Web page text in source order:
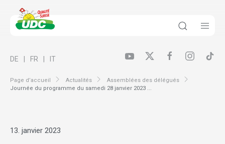
Page d’accueil Actualités
Assemblées des délégués
Journée du programme du samedi 28 janvier 2023 ...
DE FR IT
13. janvier 2023